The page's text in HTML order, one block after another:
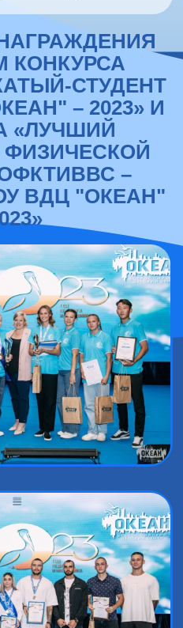
КОНКУРСА
СТУДЕНТ
– 2023» И
«ЛУЧШИЙ
ФИЗИЧЕСКОЙ
–
ВДЦ "ОКЕАН"